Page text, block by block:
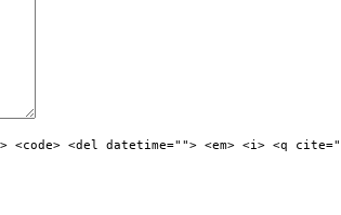
<del datetime=""> <em> <i> <q